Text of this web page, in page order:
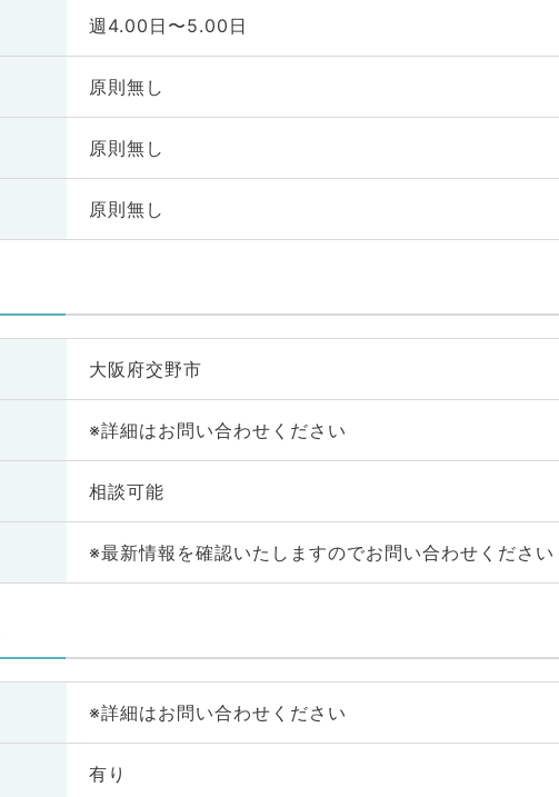
週4.00日〜5.00日
原則無し
原則無し
原則無し
大阪府交野市
※詳細はお問い合わせください
相談可能
※最新情報を確認いたしますのでお問い合わせください
※詳細はお問い合わせください
有り